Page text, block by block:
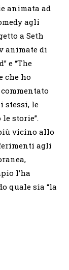
animata ad
agli
a Seth
animate di
e “The
che ho
stessi, le
storie”.
vicino allo
agli
l’ha
quale sia “la